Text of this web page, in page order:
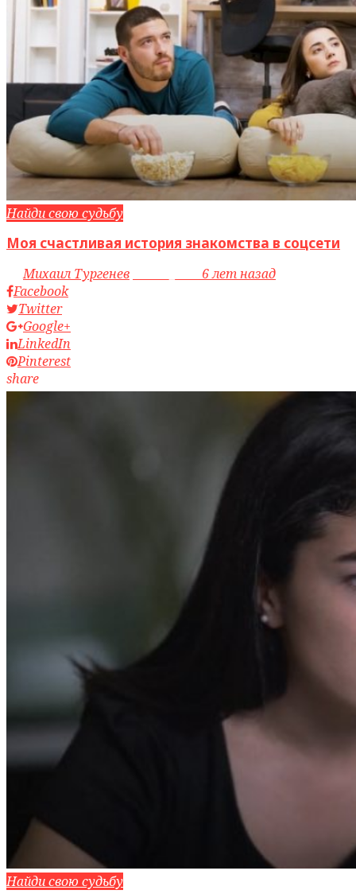
Найди свою судьбу
Моя счастливая история знакомства в соцсети
byМихаил Тургенев
6 лет назад
Facebook
Twitter
Google+
LinkedIn
Pinterest
share
Найди свою судьбу